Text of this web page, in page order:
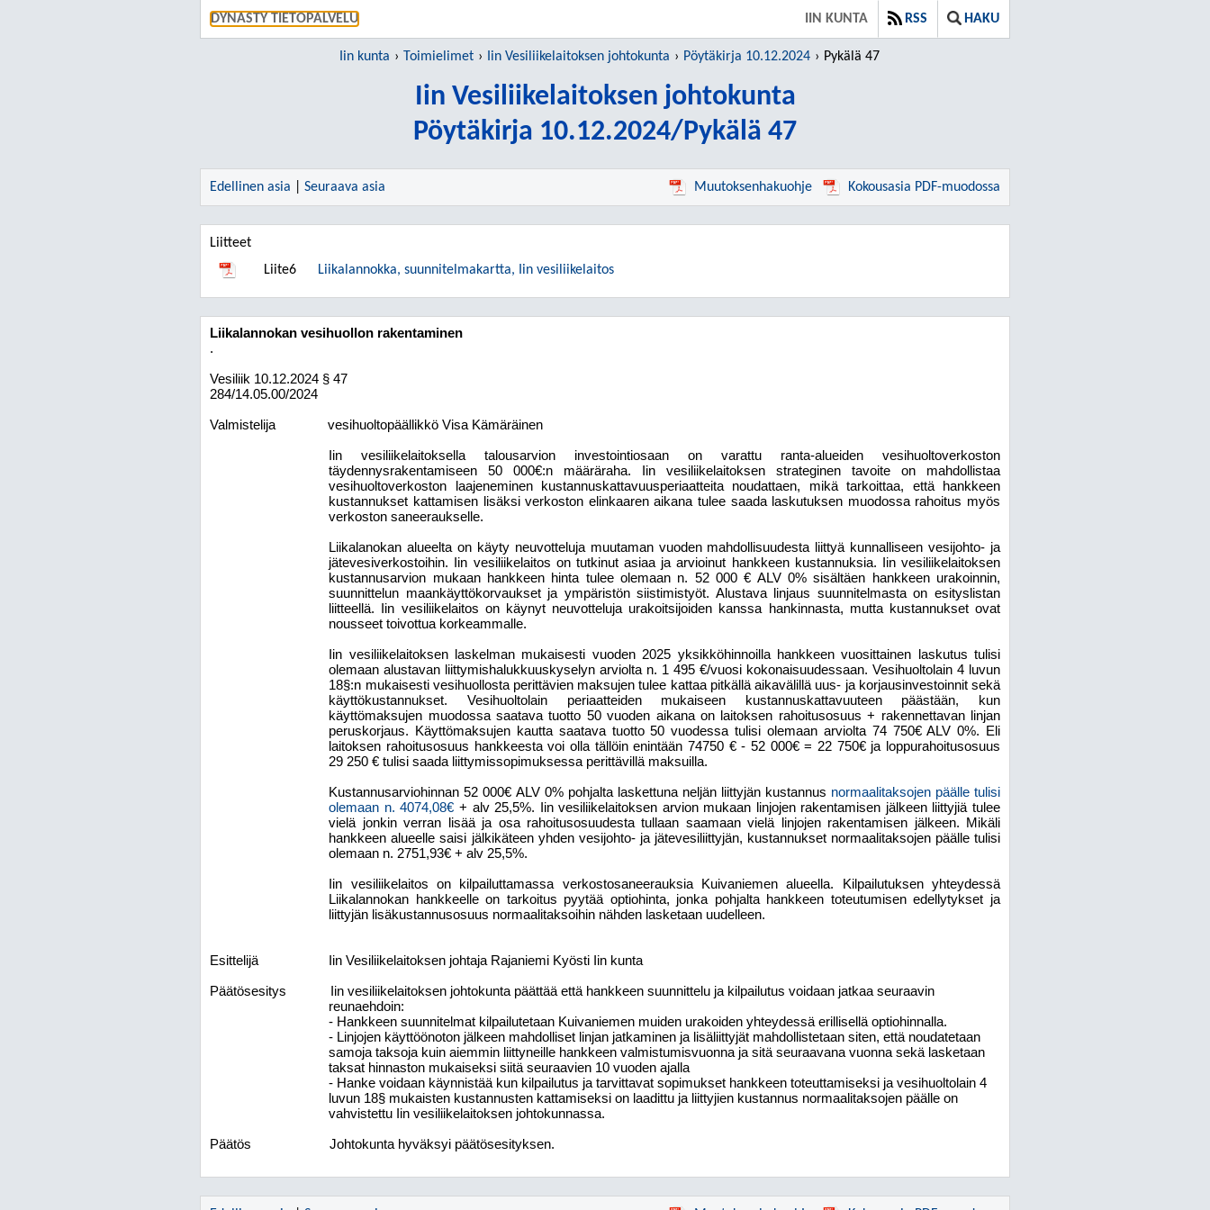
DYNASTY TIETOPALVELU IIN KUNTA RSS HAKU
Iin kunta Toimielimet Iin Vesiliikelaitoksen johtokunta Pöytäkirja 10.12.2024 Pykälä 47
Iin Vesiliikelaitoksen johtokunta
Pöytäkirja 10.12.2024/Pykälä 47
Edellinen asia Seuraava asia Muutoksenhakuohje Kokousasia PDF-muodossa
Liitteet
Liite6
Liikalannokka, suunnitelmakartta, Iin vesiliikelaitos
Liikalannokan vesihuollon rakentaminen
.
Vesiliik 10.12.2024 § 47
284/14.05.00/2024
Valmistelija vesihuoltopäällikkö Visa Kämäräinen
Iin vesiliikelaitoksella talousarvion investointiosaan on varattu ranta-alueiden vesihuoltoverkoston
täydennysrakentamiseen 50
000€:n määräraha. Iin vesiliikelaitoksen strateginen tavoite on mahdollistaa
vesihuoltoverkoston laajeneminen kustannuskattavuusperiaatteita noudattaen, mikä tarkoittaa, että hankkeen
kustannukset kattamisen lisäksi verkoston elinkaaren aikana tulee saada laskutuksen muodossa rahoitus myös
verkoston saneeraukselle.
Liikalanokan alueelta on käyty neuvotteluja muutaman vuoden mahdollisuudesta liittyä kunnalliseen vesijohto- ja
jätevesiverkostoihin. Iin vesiliikelaitos on tutkinut asiaa ja arvioinut hankkeen kustannuksia. Iin vesiliikelaitoksen
kustannusarvion mukaan hankkeen hinta tulee olemaan n. 52 000 € ALV 0% sisältäen hankkeen urakoinnin,
suunnittelun maankäyttökorvaukset ja ympäristön siistimistyöt. Alustava linjaus suunnitelmasta on esityslistan
liitteellä. Iin vesiliikelaitos on käynyt neuvotteluja urakoitsijoiden kanssa hankinnasta, mutta kustannukset ovat
nousseet toivottua korkeammalle.
Iin vesiliikelaitoksen laskelman mukaisesti vuoden 2025 yksikköhinnoilla hankkeen vuosittainen laskutus tulisi
olemaan alustavan liittymishalukkuuskyselyn arviolta n. 1 495 €/vuosi kokonaisuudessaan. Vesihuoltolain 4 luvun
18§:n mukaisesti vesihuollosta perittävien maksujen tulee kattaa pitkällä aikavälillä uus- ja korjausinvestoinnit sekä
käyttökustannukset. Vesihuoltolain periaatteiden mukaiseen kustannuskattavuuteen päästään, kun
käyttömaksujen muodossa saatava tuotto 50 vuoden aikana on laitoksen rahoitusosuus + rakennettavan linjan
peruskorjaus. Käyttömaksujen kautta saatava tuotto 50 vuodessa tulisi olemaan arviolta 74 750€ ALV 0%. Eli
laitoksen rahoitusosuus hankkeesta voi olla tällöin enintään 74750 € - 52 000€ = 22 750€ ja loppurahoitusosuus
29 250 € tulisi saada liittymissopimuksessa perittävillä maksuilla.
Kustannusarviohinnan 52 000€ ALV 0% pohjalta laskettuna neljän liittyjän kustannus normaalitaksojen päälle tulisi
olemaan n. 4074,08€ + alv 25,5%. Iin vesiliikelaitoksen arvion mukaan linjojen rakentamisen jälkeen liittyjiä tulee
vielä jonkin verran lisää ja osa rahoitusosuudesta tullaan saamaan vielä linjojen rakentamisen jälkeen. Mikäli
hankkeen alueelle saisi jälkikäteen yhden vesijohto- ja jätevesiliittyjän, kustannukset normaalitaksojen päälle tulisi
olemaan n. 2751,93€ + alv 25,5%.
Iin vesiliikelaitos on kilpailuttamassa verkostosaneerauksia Kuivaniemen alueella. Kilpailutuksen yhteydessä
Liikalannokan hankkeelle on tarkoitus pyytää optiohinta, jonka pohjalta hankkeen toteutumisen edellytykset ja
liittyjän lisäkustannusosuus normaalitaksoihin nähden lasketaan uudelleen.
Esittelijä Iin Vesiliikelaitoksen johtaja Rajaniemi Kyösti Iin kunta
Päätösesitys
Iin vesiliikelaitoksen johtokunta päättää että hankkeen suunnittelu ja kilpailutus voidaan jatkaa seuraavin
reunaehdoin:
- Hankkeen suunnitelmat kilpailutetaan Kuivaniemen muiden urakoiden yhteydessä erillisellä optiohinnalla.
- Linjojen käyttöönoton jälkeen mahdolliset linjan jatkaminen ja lisäliittyjät mahdollistetaan siten, että noudatetaan
samoja taksoja kuin aiemmin liittyneille hankkeen valmistumisvuonna ja sitä seuraavana vuonna sekä lasketaan
taksat hinnaston mukaiseksi siitä seuraavien 10 vuoden ajalla
- Hanke voidaan käynnistää kun kilpailutus ja tarvittavat sopimukset hankkeen toteuttamiseksi ja vesihuoltolain 4
luvun 18§ mukaisten kustannusten kattamiseksi on laadittu ja liittyjien kustannus normaalitaksojen päälle on
vahvistettu Iin vesiliikelaitoksen johtokunnassa.
Päätös Johtokunta hyväksyi päätösesityksen.